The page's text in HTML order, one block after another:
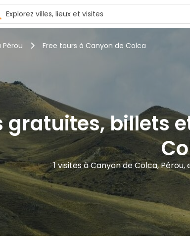
Pérou Free tours à Canyon de Colca
gratuites, billets
1 visites à Canyon de Colca,